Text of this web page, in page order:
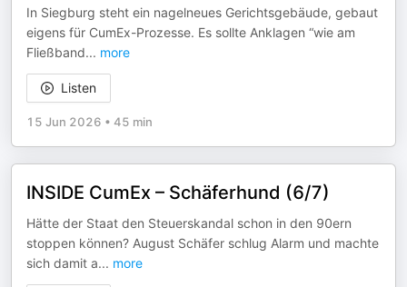
In Siegburg steht ein nagelneues Gerichtsgebäude, gebaut
eigens für CumEx-Prozesse. Es sollte Anklagen “wie am
Fließband... more
Listen
15 Jun 2026 • 45 min
INSIDE CumEx – Schäferhund (6/7)
Hätte der Staat den Steuerskandal schon in den 90ern
stoppen können? August Schäfer schlug Alarm und machte
sich damit a... more